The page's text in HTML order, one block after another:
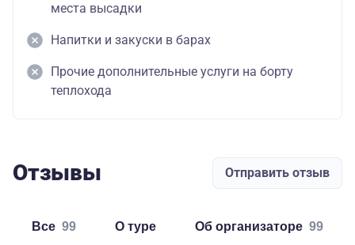
места высадки
Напитки и закуски в барах
Прочие дополнительные услуги на борту
теплохода
Отзывы Отправить отзыв
Все 99 о туре об организаторе 99